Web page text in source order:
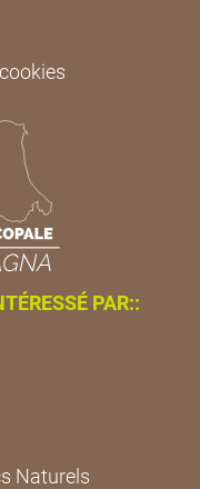
PAR::
Naturels